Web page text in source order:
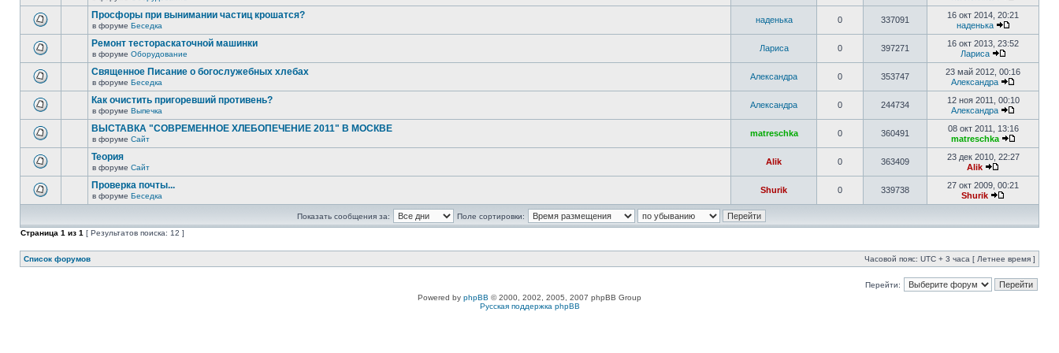
Просфоры при вынимании частиц крошатся?
в форуме Беседка
наденька 0 337091
16 окт 2014, 20:21
наденька
Ремонт тестораскаточной машинки
в форуме Оборудование
Лариса 0 397271
16 окт 2013, 23:52
Лариса
Священное Писание о богослужебных хлебах
в форуме Беседка
Александра 0 353747
23 май 2012, 00:16
Александра
Как очистить пригоревший противень?
в форуме Выпечка
Александра 0 244734
12 ноя 2011, 00:10
Александра
ВЫСТАВКА "СОВРЕМЕННОЕ ХЛЕБОПЕЧЕНИЕ 2011" В МОСКВЕ
в форуме Сайт
matreschka 0 360491
08 окт 2011, 13:16
matreschka
Теория
в форуме Сайт
Alik 0 363409
23 дек 2010, 22:27
Alik
Проверка почты...
в форуме Беседка
Shurik 0 339738
27 окт 2009, 00:21
Shurik
Показать сообщения за:
Поле сортировки:
Страница 1 из 1 [ Результатов поиска: 12 ]
Список форумов Часовой пояс: UTC + 3 часа [ Летнее время ]
Перейти:
Powered by phpBB © 2000, 2002, 2005, 2007 phpBB Group
Русская поддержка phpBB